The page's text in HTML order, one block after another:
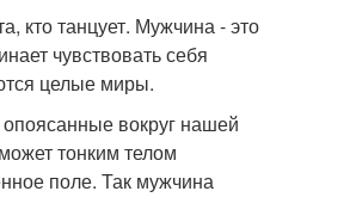
кто танцует. Мужчина - это
чувствовать себя
целые миры.
вокруг нашей
тонким телом
поле. Так мужчина